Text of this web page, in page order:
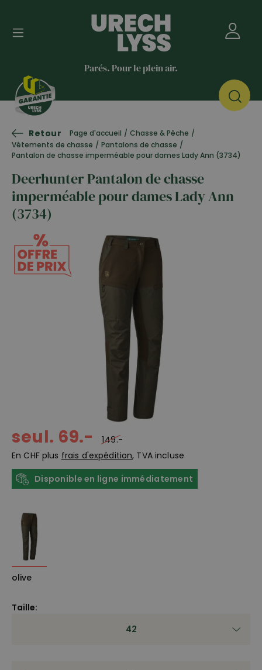
Parés. Pour le plein air.
Retour Page d'accueil / Chasse & Pêche /
Vêtements de chasse / Pantalons de chasse /
Pantalon de chasse imperméable pour dames Lady Ann (3734)
Deerhunter Pantalon de chasse
imperméable pour dames Lady Ann
(3734)
seul. 69.-
149.-
En CHF plus frais d'expédition, TVA incluse
Disponible en ligne immédiatement
olive
Taille:
42